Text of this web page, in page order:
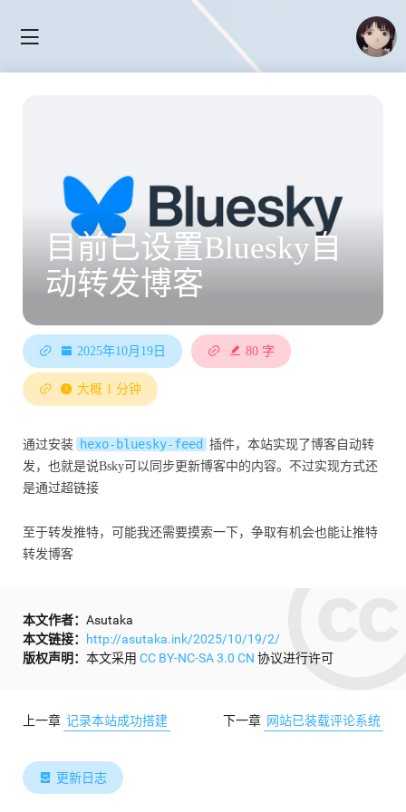
目前已设置Bluesky自
动转发博客
2025年10月19日 80 字
大概 1 分钟
通过安装 hexo-bluesky-feed 插件，本站实现了博客自动转
发，也就是说Bsky可以同步更新博客中的内容。不过实现方式还
是通过超链接
至于转发推特，可能我还需要摸索一下，争取有机会也能让推特
转发博客
本文作者： Asutaka
本文链接：
http://asutaka.ink/2025/10/19/2/
版权声明： 本文采用 CC BY-NC-SA 3.0 CN 协议进行许可
上一章 记录本站成功搭建 下一章 网站已装载评论系统
更新日志